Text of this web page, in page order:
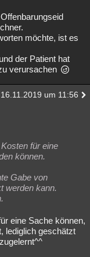
möchte, ist es
der Patient hat
verursachen
16.11.2019 um 11:56
für eine
können.
Gabe von
werden kann.
eine Sache können,
lediglich geschätzt